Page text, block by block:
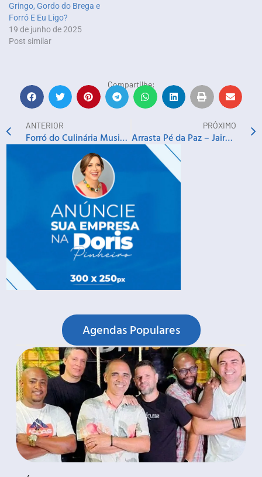
Compartilhe:
ANTERIOR
Forró do Culinária Musical – Banda Zé de Tonha e Revo Trio
PRÓXIMO
Arrasta Pé da Paz – Jairo Barboza, Surpresinha e Norberto Curvêllo
Gringo, Gordo do Brega e
Forró E Eu Ligo?
19 de junho de 2025
Post similar
Agendas Populares